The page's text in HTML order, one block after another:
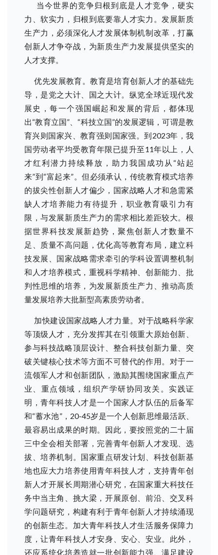
当今世界的竞争归根到底是人才竞争，硬实
力、软实力，归根到底要靠人才实力。发展新质
生产力，必须深化人才发展体制机制改革，打赢
创新人才争夺战，为新质生产力发展提供坚实的
人才支撑。
优先发展教育。教育是培育创新人才的基础先
导，是党之大计、国之大计。纵览全球近现代发
展史，每一个强国崛起和发展的背后，都体现
出“教育立国”、“科技立国”的发展逻辑，可谓是教
育兴则国家兴、教育强则国家强。到2023年，我
国劳动者平均受教育年限已提升至11年以上，人
才红利潜力持续释放，助力我国成功从“站起
来”到“富起来”。但必须承认，传统教育模式培养
的拔尖性创新人才偏少，国家战略人才和急需紧
缺人才培养能力有待提升，职业教育吸引力有
限，与发展新质生产力的需求相比差距较大。根
据世界科技发展新趋势，聚焦创新人才数量不
足、质量不高问题，优化高等教育布局，建立科
技发展、国家战略需求牵引的学科设置调整机制
和人才培养模式，重视科学精神、创新能力、批
判性思维的培养，为发展新质生产力、推动高质
量发展培养大批新型高素质劳动者。
加快建设国家战略人才力量。对于战略科学家
等顶级人才，充分发挥其在引领重大原始创新、
参与科技战略顶层设计、整合科技创新力量、突
破关键核心技术等方面不可替代的作用。对于一
流领军人才和创新团队，激励其围绕国家重点产
业、重点领域，组织产学研协同攻关。实践证
明，青年科技人才是一个国家人才队伍的后备军
和“蓄水池”，20-45岁是一个人创新思维最活跃、
最容易出成果的时期。因此，要按照党的二十届
三中全会相关部署，完善青年创新人才发现、选
拔、培养机制。国家重点研发计划、科技创新基
地也应大力培养使用青年科技人才，支持青年创
新人才开展长周期潜心研究，在国家重大科技任
务中当主角、挑大梁，开展原创、前沿、交叉科
学问题研究，构建有利于青年创新人才持续涌现
的创新生态。加大青年科技人才生活服务保障力
度，让青年科技人才安身、安心、安业。此外，
还应系统化培养造就一批创新能力强、满足建设